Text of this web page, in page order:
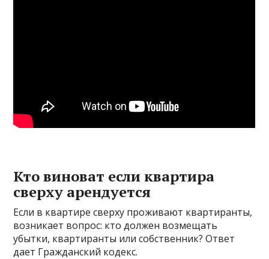
Кто виноват если квартира
сверху арендуется
Если в квартире сверху проживают квартиранты,
возникает вопрос: кто должен возмещать
убытки, квартиранты или собственник? Ответ
дает Гражданский кодекс.